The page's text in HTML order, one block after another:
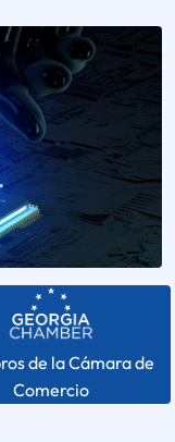
de la Cámara de
Comercio